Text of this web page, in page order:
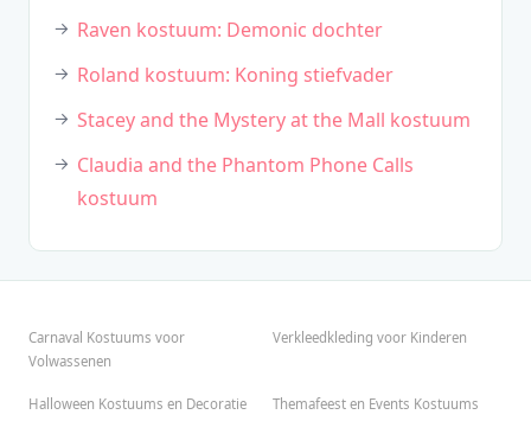
Raven kostuum: Demonic dochter
Roland kostuum: Koning stiefvader
Stacey and the Mystery at the Mall kostuum
Claudia and the Phantom Phone Calls
kostuum
Carnaval Kostuums voor
Volwassenen
Verkleedkleding voor Kinderen
Halloween Kostuums en Decoratie Themafeest en Events Kostuums